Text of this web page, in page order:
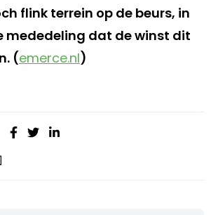
flink terrein op de beurs, in
mededeling dat de winst dit
(emerce.nl)